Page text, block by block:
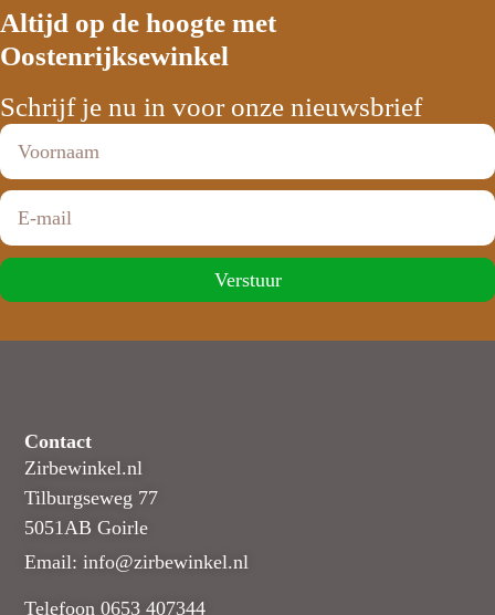
Altijd op de hoogte met
Oostenrijksewinkel
Schrijf je nu in voor onze nieuwsbrief
Verstuur
Contact
Zirbewinkel.nl
Tilburgseweg 77
5051AB Goirle
Email: info@zirbewinkel.nl
Telefoon 0653 407344